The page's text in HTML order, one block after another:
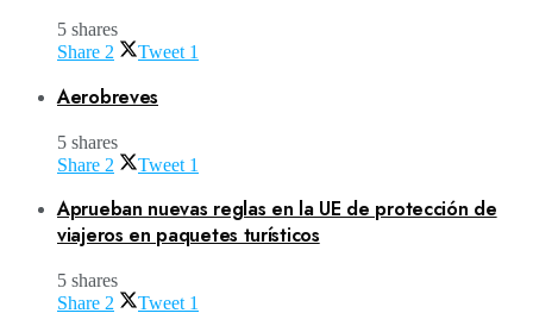
5 shares
Share 2 Tweet 1
Aerobreves
5 shares
Share 2 Tweet 1
Aprueban nuevas reglas en la UE de protección de
viajeros en paquetes turísticos
5 shares
Share 2 Tweet 1